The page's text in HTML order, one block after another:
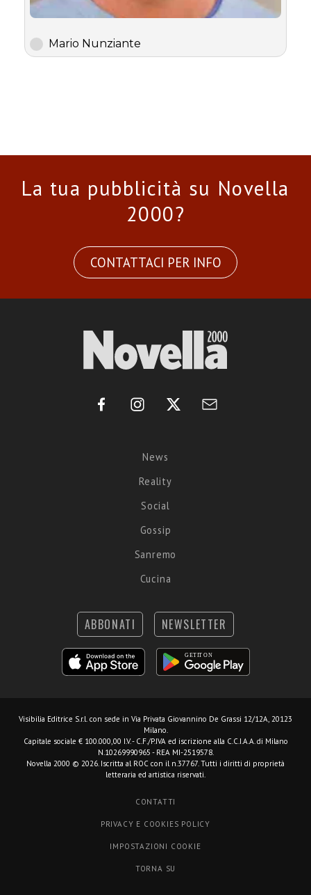
Mario Nunziante
La tua pubblicità su Novella
2000?
CONTATTACI PER INFO
News
Reality
Social
Gossip
Sanremo
Cucina
ABBONATI NEWSLETTER
Visibilia Editrice S.r.l. con sede in Via Privata Giovannino De Grassi 12/12A, 20123
Milano.
Capitale sociale € 100.000,00 I.V. - C.F./P.IVA ed iscrizione alla C.C.I.A.A. di Milano
N.10269990965 - REA MI-2519578.
Novella 2000 © 2026. Iscritta al ROC con il n.37767. Tutti i diritti di proprietà
letteraria ed artistica riservati.
CONTATTI
PRIVACY E COOKIES POLICY
IMPOSTAZIONI COOKIE
TORNA SU